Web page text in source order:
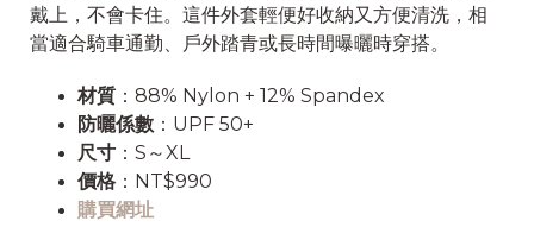
戴上，不會卡住。這件外套輕便好收納又方便清洗，相
當適合騎車通勤、戶外踏青或長時間曝曬時穿搭。
材質 ：88% Nylon + 12% Spandex
防曬係數 ：UPF 50+
尺寸 ：S～XL
價格 ：NT$990
購買網址